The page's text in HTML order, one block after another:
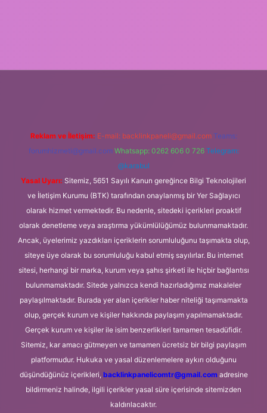
Reklam ve İletişim: E-mail: backlinkpaneli@gmail.com Teams:
forumhizmeti@gmail.com Whatsapp: 0262 606 0 726 Telegram:
@karabul
Yasal Uyarı: Sitemiz, 5651 Sayılı Kanun gereğince Bilgi Teknolojileri
ve İletişim Kurumu (BTK) tarafından onaylanmış bir Yer Sağlayıcı
olarak hizmet vermektedir. Bu nedenle, sitedeki içerikleri proaktif
olarak denetleme veya araştırma yükümlülüğümüz bulunmamaktadır.
Ancak, üyelerimiz yazdıkları içeriklerin sorumluluğunu taşımakta olup,
siteye üye olarak bu sorumluluğu kabul etmiş sayılırlar. Bu internet
sitesi, herhangi bir marka, kurum veya şahıs şirketi ile hiçbir bağlantısı
bulunmamaktadır. Sitede yalnızca kendi hazırladığımız makaleler
paylaşılmaktadır. Burada yer alan içerikler haber niteliği taşımamakta
olup, gerçek kurum ve kişiler hakkında paylaşım yapılmamaktadır.
Gerçek kurum ve kişiler ile isim benzerlikleri tamamen tesadüfidir.
Sitemiz, kar amacı gütmeyen ve tamamen ücretsiz bir bilgi paylaşım
platformudur. Hukuka ve yasal düzenlemelere aykırı olduğunu
düşündüğünüz içerikleri, backlinkpanelicomtr@gmail.comadresine
bildirmeniz halinde, ilgili içerikler yasal süre içerisinde sitemizden
kaldırılacaktır.